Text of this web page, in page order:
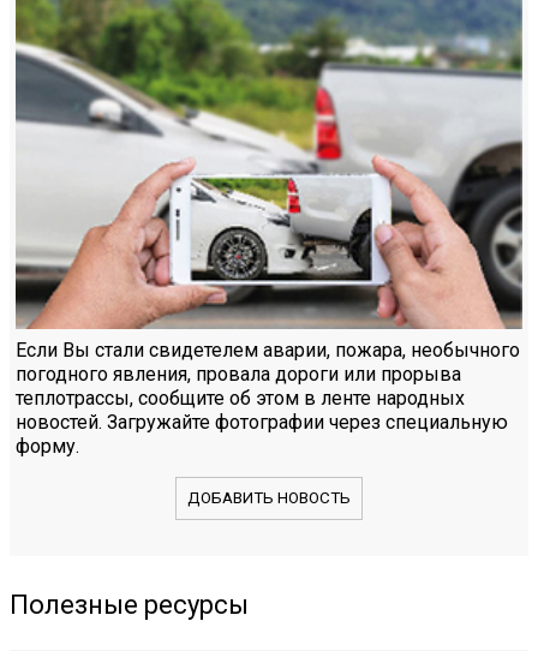
Если Вы стали свидетелем аварии, пожара, необычного
погодного явления, провала дороги или прорыва
теплотрассы, сообщите об этом в ленте народных
новостей. Загружайте фотографии через специальную
форму.
ДОБАВИТЬ НОВОСТЬ
Полезные ресурсы